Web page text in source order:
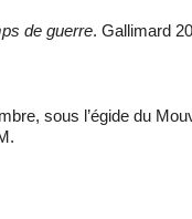
de guerre. Gallimard
sous l’égide du